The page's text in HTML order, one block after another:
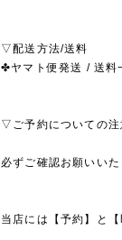
▽配送方法/送料
✤ヤマト便発送 / 送
▽ご予約についての
必ずご確認お願いいた
当店には【予約】と